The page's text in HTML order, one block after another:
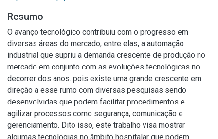
Resumo
O avanço tecnológico contribuiu com o progresso em
diversas áreas do mercado, entre elas, a automação
industrial que supriu a demanda crescente de produção no
mercado em conjunto com as evoluções tecnológicas no
decorrer dos anos. pois existe uma grande crescente em
direção a esse rumo com diversas pesquisas sendo
desenvolvidas que podem facilitar procedimentos e
agilizar processos como segurança, comunicação e
gerenciamento. Dito isso, este trabalho visa mostrar
algumas tecnologias no âmbito hospitalar que podem